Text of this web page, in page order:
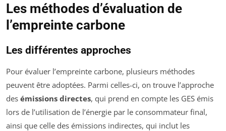
Les méthodes d’évaluation de
l’empreinte carbone
Les différentes approches
Pour évaluer l’empreinte carbone, plusieurs méthodes
peuvent être adoptées. Parmi celles-ci, on trouve l’approche
des émissions directes, qui prend en compte les GES émis
lors de l’utilisation de l’énergie par le consommateur final,
ainsi que celle des émissions indirectes, qui inclut les